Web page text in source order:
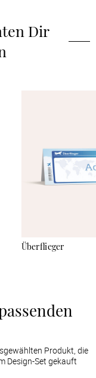
Dir
Überflieger
Produkt, die
Design-Set gekauft